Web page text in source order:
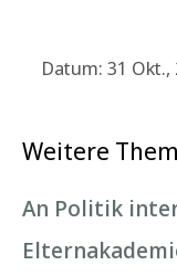
Datum: 31 Okt.,
Weitere
An Politik